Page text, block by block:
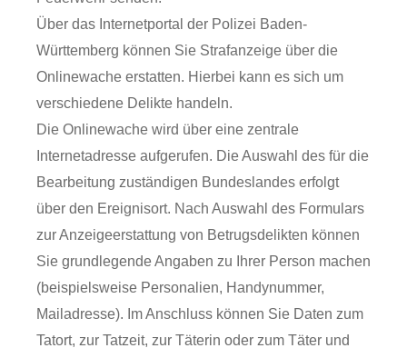
Über das Internetportal der Polizei Baden-
Württemberg können Sie Strafanzeige über die
Onlinewache erstatten. Hierbei kann es sich um
verschiedene Delikte handeln.
Die Onlinewache wird über eine zentrale
Internetadresse aufgerufen. Die Auswahl des für die
Bearbeitung zuständigen Bundeslandes erfolgt
über den Ereignisort. Nach Auswahl des Formulars
zur Anzeigeerstattung von Betrugsdelikten können
Sie grundlegende Angaben zu Ihrer Person machen
(beispielsweise Personalien, Handynummer,
Mailadresse). Im Anschluss können Sie Daten zum
Tatort, zur Tatzeit, zur Täterin oder zum Täter und